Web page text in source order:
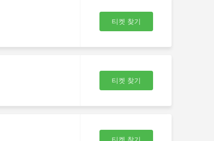
티켓 찾기
티켓 찾기
티켓 찾기